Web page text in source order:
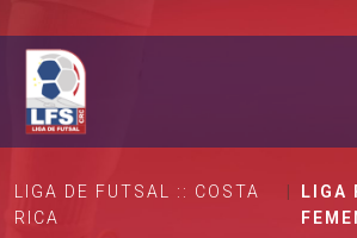
LIGA DE FUTSAL :: COSTA
RICA
LIGA